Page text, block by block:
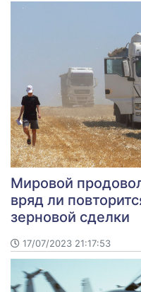
Мировой
вряд ли
зерновой сделки
17/07/2023 21:17:53